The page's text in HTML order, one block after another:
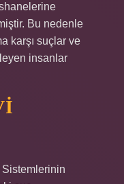
Bu nedenle
karşı suçlar ve
insanlar
Sistemlerinin